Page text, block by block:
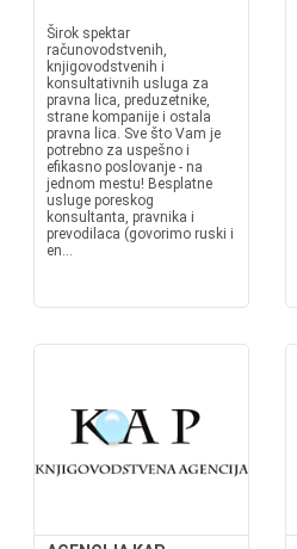
Širok spektar
računovodstvenih,
knjigovodstvenih i
konsultativnih usluga za
pravna lica, preduzetnike,
strane kompanije i ostala
pravna lica. Sve što Vam je
potrebno za uspešno i
efikasno poslovanje - na
jednom mestu! Besplatne
usluge poreskog
konsultanta, pravnika i
prevodilaca (govorimo ruski i
en...